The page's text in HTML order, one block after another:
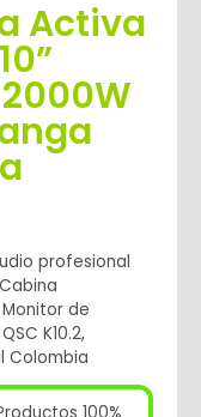
Activa
profesional
Cabina
Monitor de
QSC K10.2,
Colombia